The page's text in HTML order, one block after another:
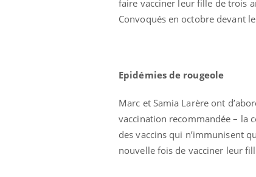
faire vacciner leur fille de trois
Convoqués en octobre devant
Epidémies de rougeole
Marc et Samia Larère ont
vaccination recommandée – la
des vaccins qui n’immunisent
nouvelle fois de vacciner leur